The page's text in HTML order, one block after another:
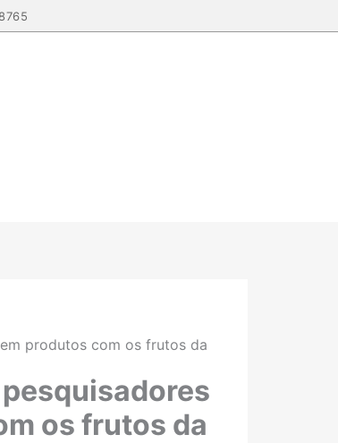
produtos com os frutos da
os frutos da